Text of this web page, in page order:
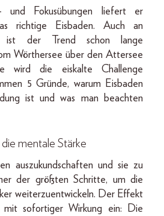
und Fokusübungen liefert er
richtige Eisbaden. Auch an
ist der Trend schon lange
Wörthersee über den Attersee
wird die eiskalte Challenge
5 Gründe, warum Eisbaden
ist und was man beachten
mentale Stärke
auszukundschaften und sie zu
der größten Schritte, um die
weiterzuentwickeln. Der Effekt
mit sofortiger Wirkung ein: Die